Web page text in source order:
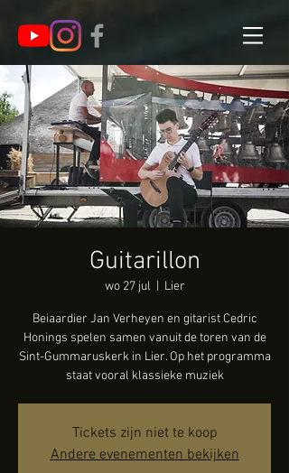
Guitarillon
wo 27 jul Lier
Beiaardier Jan Verheyen en gitarist Cedric
Honings spelen samen vanuit de toren van de
Sint-Gummaruskerk in Lier. Op het programma
staat vooral klassieke muziek
Tickets zijn niet te koop
Andere evenementen bekijken